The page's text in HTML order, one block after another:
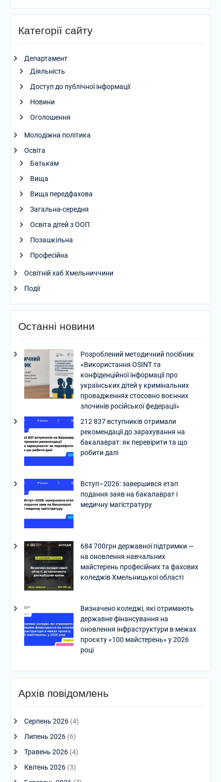
Категорії сайту
Департамент
Діяльність
Доступ до публічної інформації
Новини
Оголошення
Молодіжна політика
Освіта
Батькам
Вища
Вища передфахова
Загальна-середня
Освіта дітей з ООП
Позашкільна
Професійна
Освітній хаб Хмельниччини
Події
Останні новини
Розроблений методичний посібник
«Використання OSINT та
конфіденційної інформації про
українських дітей у кримінальних
провадженнях стосовно воєнних
злочинів російської федерації»
212 837 вступників отримали
рекомендації до зарахування на
бакалаврат: як перевірити та що
робити далі
Вступ–2026: завершився етап
подання заяв на бакалаврат і
медичну магістратуру
684 700грн державної підтримки —
на оновлення навчальних
майстерень професійних та фахових
коледжів Хмельницької області
Визначено коледжі, які отримають
державне фінансування на
оновлення інфраструктури в межах
проєкту «100 майстерень» у 2026
році
Архів повідомлень
Серпень 2026(4)
Липень 2026(6)
Травень 2026(4)
Квітень 2026(3)